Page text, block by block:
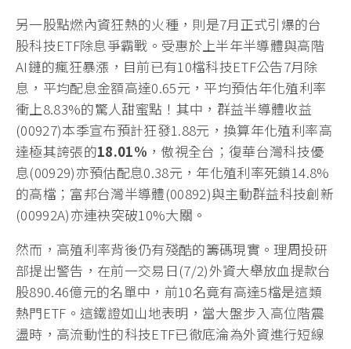
另一股點燃內資狂熱的火種，則是7月正式引爆的台
股科技ETF除息爭霸戰。受惠於上半年半導體與高階
AI鏈的瘋狂暴漲，目前已有10檔科技ETF公告7月除
息，平均配息金額高達0.65元，平均預估年化殖利率
衝上8.83%的驚人甜蜜點！其中，群益半導體收益
(00927)本季宣布預計狂發1.88元，換算年化殖利率高
達極其誇張的18.01% ，傲視全台；復華台灣科技優
息(00929)亦預估配息0.38元，年化殖利率死鎖14.8%
的高檔；富邦台灣半導體(00892)與主動群益科技創新
(00992A)亦連袂突破10%大關。
然而，高殖利率背後仍有殘酷的籌碼現實。理周投研
部提出警告，在前一交易日(7/2)外資大舉放血提款台
股890.46億元的名單中，前10名竟有高達5檔是這類
熱門ETF。這鐵證如山地表明，當大盤步入高位階震
盪時，高流動性的科技ETF已徹底淪為外資進行短線